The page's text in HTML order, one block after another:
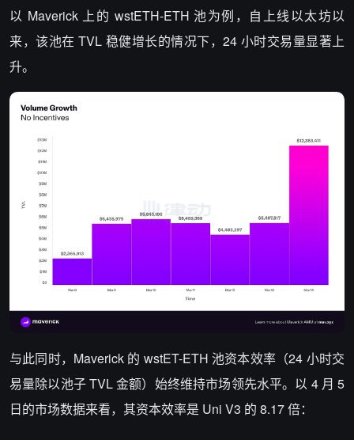
以 Maverick 上的 wstETH-ETH 池为例，自上线以太坊以
来，该池在 TVL 稳健增长的情况下，24 小时交易量显著上
升。
与此同时，Maverick 的 wstET-ETH 池资本效率（24 小时交
易量除以池子 TVL 金额）始终维持市场领先水平。以 4 月 5
日的市场数据来看，其资本效率是 Uni V3 的 8.17 倍：